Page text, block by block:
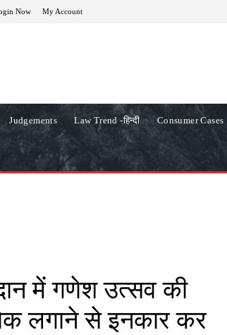
Now My Account
Judgements Law Trend -हिन्दी Consumer Cases
में गणेश उत्सव की
लगाने से इनकार कर